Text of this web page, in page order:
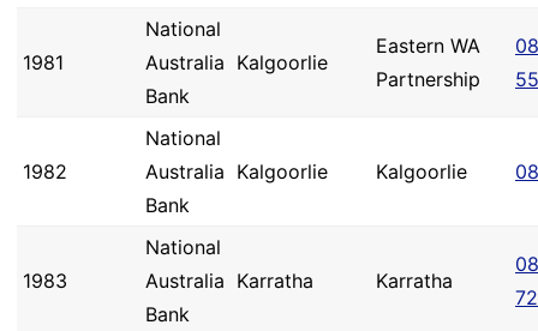
1981
National
Australia
Bank
Kalgoorlie
Eastern WA
Partnership
1982
National
Australia
Bank
Kalgoorlie Kalgoorlie
1983
National
Australia
Bank
Karratha Karratha